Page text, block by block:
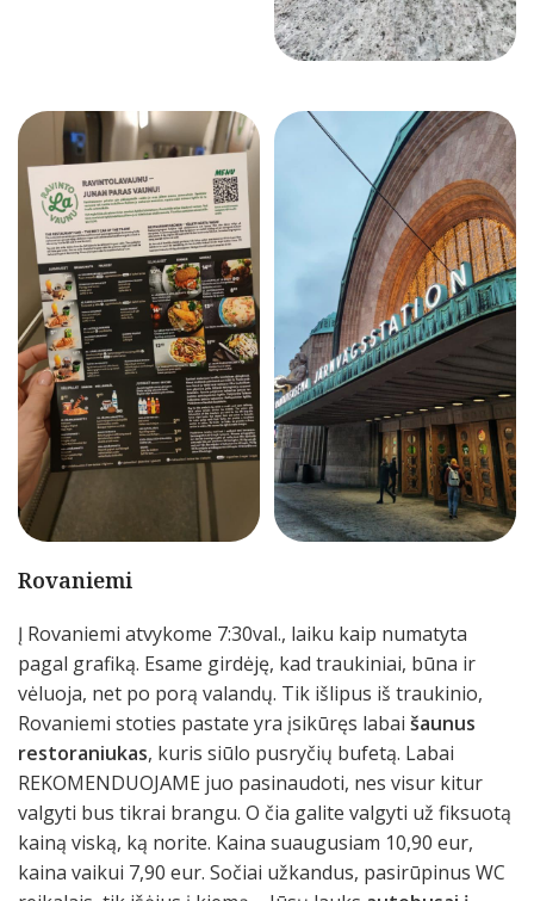
Rovaniemi
Į Rovaniemi atvykome 7:30val., laiku kaip numatyta
pagal grafiką. Esame girdėję, kad traukiniai, būna ir
vėluoja, net po porą valandų. Tik išlipus iš traukinio,
Rovaniemi stoties pastate yra įsikūręs labai šaunus
restoraniukas, kuris siūlo pusryčių bufetą. Labai
REKOMENDUOJAME juo pasinaudoti, nes visur kitur
valgyti bus tikrai brangu. O čia galite valgyti už fiksuotą
kainą viską, ką norite. Kaina suaugusiam 10,90 eur,
kaina vaikui 7,90 eur. Sočiai užkandus, pasirūpinus WC